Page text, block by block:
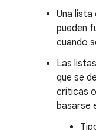
Una lista
pueden
cuando
Las
que se
críticas
basarse